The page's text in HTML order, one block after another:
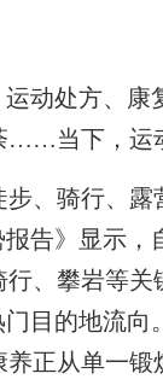
运动处方、
……当下，运
骑行、露
报告》显示
、攀岩等
目的地流
正从单一锻